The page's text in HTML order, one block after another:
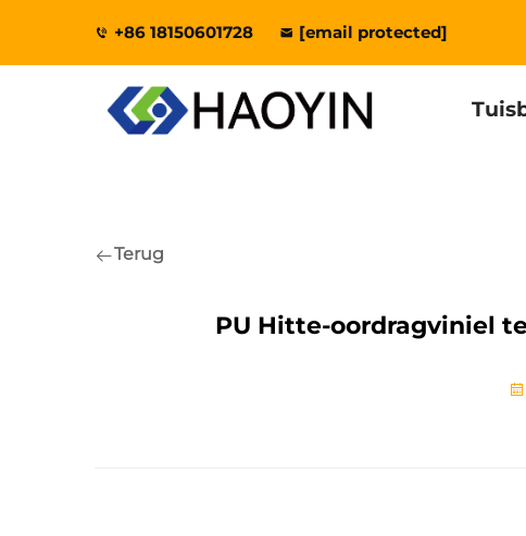
+86 18150601728 [email protected]
Terug
PU Hitte-oordragviniel